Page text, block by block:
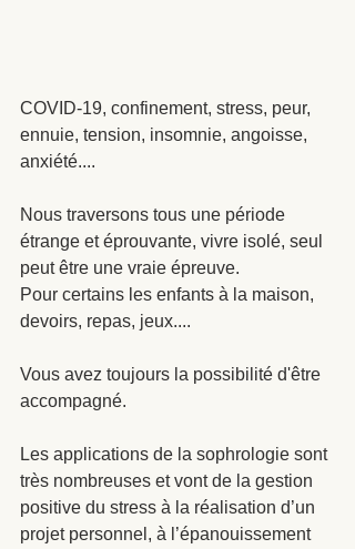
COVID-19, confinement, stress, peur,
ennuie, tension, insomnie, angoisse,
anxiété....
Nous traversons tous une période
étrange et éprouvante, vivre isolé, seul
peut être une vraie épreuve.
Pour certains les enfants à la maison,
devoirs, repas, jeux....
Vous avez toujours la possibilité d'être
accompagné.
Les applications de la sophrologie sont
très nombreuses et vont de la gestion
positive du stress à la réalisation d’un
projet personnel, à l’épanouissement